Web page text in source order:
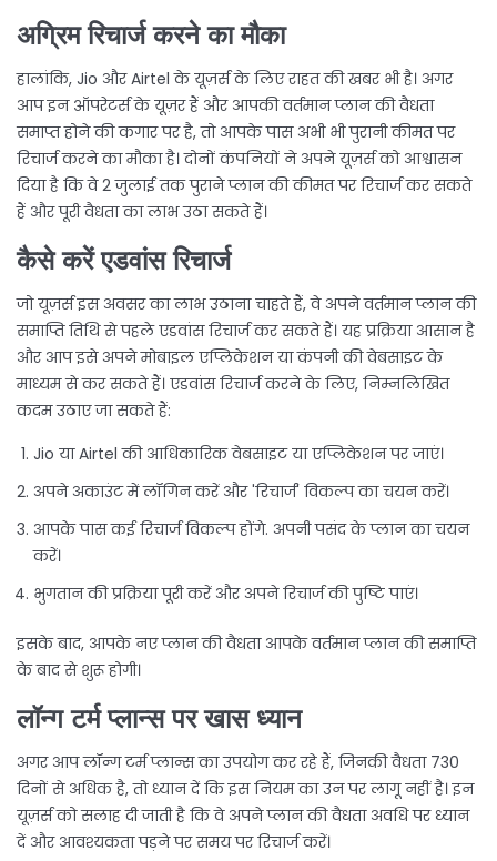
अग्रिम रिचार्ज करने का मौका
हालांकि, Jio और Airtel के यूज़र्स के लिए राहत की खबर भी है। अगर
आप इन ऑपरेटर्स के यूज़र हैं और आपकी वर्तमान प्लान की वैधता
समाप्त होने की कगार पर है, तो आपके पास अभी भी पुरानी कीमत पर
रिचार्ज करने का मौका है। दोनों कंपनियों ने अपने यूज़र्स को आश्वासन
दिया है कि वे 2 जुलाई तक पुराने प्लान की कीमत पर रिचार्ज कर सकते
हैं और पूरी वैधता का लाभ उठा सकते हैं।
कैसे करें एडवांस रिचार्ज
जो यूज़र्स इस अवसर का लाभ उठाना चाहते हैं, वे अपने वर्तमान प्लान की
समाप्ति तिथि से पहले एडवांस रिचार्ज कर सकते हैं। यह प्रक्रिया आसान है
और आप इसे अपने मोबाइल एप्लिकेशन या कंपनी की वेबसाइट के
माध्यम से कर सकते हैं। एडवांस रिचार्ज करने के लिए, निम्नलिखित
कदम उठाए जा सकते हैं:
Jio या Airtel की आधिकारिक वेबसाइट या एप्लिकेशन पर जाएं।
अपने अकाउंट में लॉगिन करें और 'रिचार्ज' विकल्प का चयन करें।
आपके पास कई रिचार्ज विकल्प होंगे. अपनी पसंद के प्लान का चयन
करें।
भुगतान की प्रक्रिया पूरी करें और अपने रिचार्ज की पुष्टि पाएं।
इसके बाद, आपके नए प्लान की वैधता आपके वर्तमान प्लान की समाप्ति
के बाद से शुरू होगी।
लॉन्ग टर्म प्लान्स पर खास ध्यान
अगर आप लॉन्ग टर्म प्लान्स का उपयोग कर रहे हैं, जिनकी वैधता 730
दिनों से अधिक है, तो ध्यान दें कि इस नियम का उन पर लागू नहीं है। इन
यूज़र्स को सलाह दी जाती है कि वे अपने प्लान की वैधता अवधि पर ध्यान
दें और आवश्यकता पड़ने पर समय पर रिचार्ज करें।